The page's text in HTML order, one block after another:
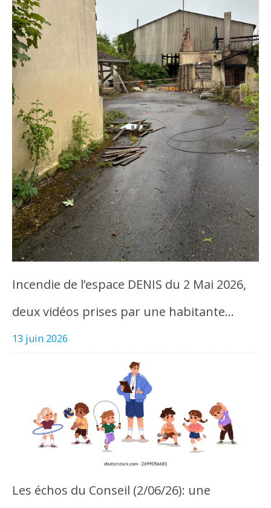
Incendie de l’espace DENIS du 2 Mai 2026,
deux vidéos prises par une habitante…
13 juin 2026
Les échos du Conseil (2/06/26): une